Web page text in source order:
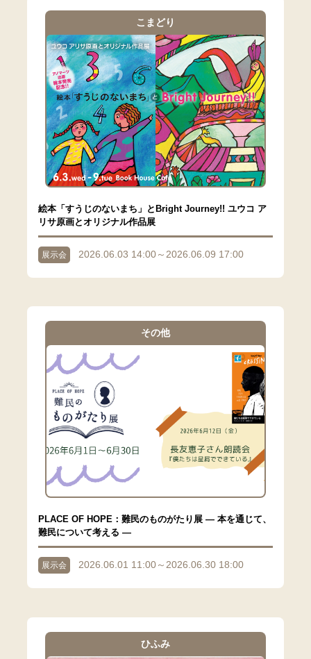
こまどり
絵本「すうじのないまち」とBright Journey!! ユウコ ア
リサ原画とオリジナル作品展
展示会 2026.06.03 14:00～2026.06.09 17:00
その他
PLACE OF HOPE：難民のものがたり展 ― 本を通じて、
難民について考える ―
展示会 2026.06.01 11:00～2026.06.30 18:00
ひふみ